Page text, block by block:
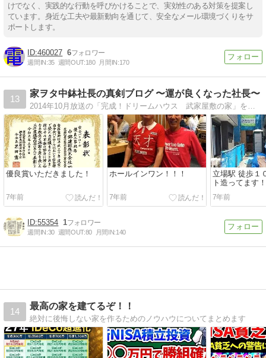
けでなく、実践的な行動を呼びかけることで、実効性のある対策を提案し
ています。身近な工夫や最新動向を通じて、安全なメール環境づくりをサ
ポートします。
460027 6
週間IN:35 週間OUT:180 月間IN:170
13
家ヲタ中鉢社長の真剣ブログ 〜運が良くなった社長〜
2014年10月放送の「完成！ドリームハウス 武家屋敷の家」を施工した会社です！
優良賞いただきました！
7年前
ホールインワン！！！
7年前
立場駅 徒歩１
ト造ってます！
7年前
55354 1
週間IN:30 週間OUT:80 月間IN:140
14
最高の家を建てるぞ！！
絶対に後悔しない家を作るためのノウハウについてまとめます